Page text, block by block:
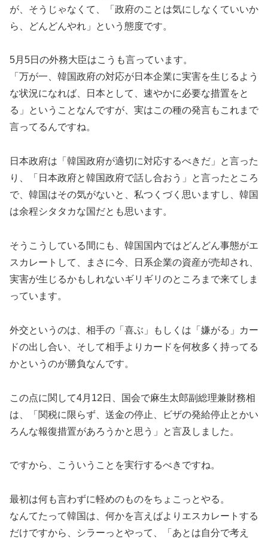
が、そうじゃなくて、「政府のことは気にしなくていいか
ら、どんどんやれ」という態度です。
5月5日の外務大臣はこうも言っています。
「万が一、韓国政府の対応が日本企業に実害を生じるよう
な状況になれば、日本として、速やかに必要な措置をと
る」ということなんですが、実はこの種の発言もこれまで
言ってるんですね。
日本政府は「韓国政府が適切に対応するべきだ」と言った
り、「日本政府と韓国政府で話し合おう」と言ったところ
で、韓国はその気がないと、私つくづく思いますし、韓国
は余程シタタカな国だとも思います。
そうこうしている間にも、韓国国内ではどんどん事態がエ
スカレートして、まさに今、日系企業の資産が売却され、
実害が生じるかもしれないギリギリのところまで来てしま
っています。
外交というのは、相手の「喜ぶ」もしくは「嫌がる」カー
ドの出し合い、そして相手よりカードを何枚多く持ってる
かというのが勝負なんです。
この点に関して4月12日、国会で麻生太郎副総理兼財務相
は、「関税に限らず、送金の停止、ビザの発給停止とかい
ろんな報復措置があろうかと思う」と言及しました。
ですから、こういうことを実行するべきですね。
最初は何も言わずに軽めのものをちょこっとやる。
なんてたって韓国は、何かを言えばよりエスカレートする
だけですから、シラーっとやって、「あとは自分で考え